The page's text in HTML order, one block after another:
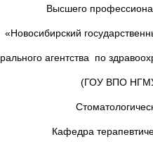
Высшего
«Новосибирский
агентства по
(ГОУ ВПО
Кафедра